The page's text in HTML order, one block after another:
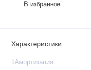
В избранное
Характеристики
1Амортизация